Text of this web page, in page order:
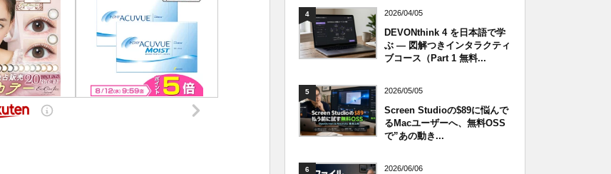
4 2026/04/05
DEVONthink 4 を日本語で学
ぶ — 図解つきインタラクティ
ブコース（Part 1 無料...
5 2026/05/05
Screen Studioの$89に悩んで
るMacユーザーへ、無料OSS
で”あの動き...
6 2026/06/06